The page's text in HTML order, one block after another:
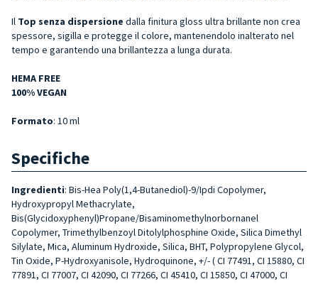
Il Top senza dispersione dalla finitura gloss ultra brillante non crea
spessore, sigilla e protegge il colore, mantenendolo inalterato nel
tempo e garantendo una brillantezza a lunga durata.
HEMA FREE
100% VEGAN
Formato: 10 ml
Specifiche
Ingredienti: Bis-Hea Poly(1,4-Butanediol)-9/Ipdi Copolymer,
Hydroxypropyl Methacrylate,
Bis(Glycidoxyphenyl)Propane/Bisaminomethylnorbornanel
Copolymer, Trimethylbenzoyl Ditolylphosphine Oxide, Silica Dimethyl
Silylate, Mica, Aluminum Hydroxide, Silica, BHT, Polypropylene Glycol,
Tin Oxide, P-Hydroxyanisole, Hydroquinone, +/- ( CI 77491, CI 15880, CI
77891, CI 77007, CI 42090, CI 77266, CI 45410, CI 15850, CI 47000, CI